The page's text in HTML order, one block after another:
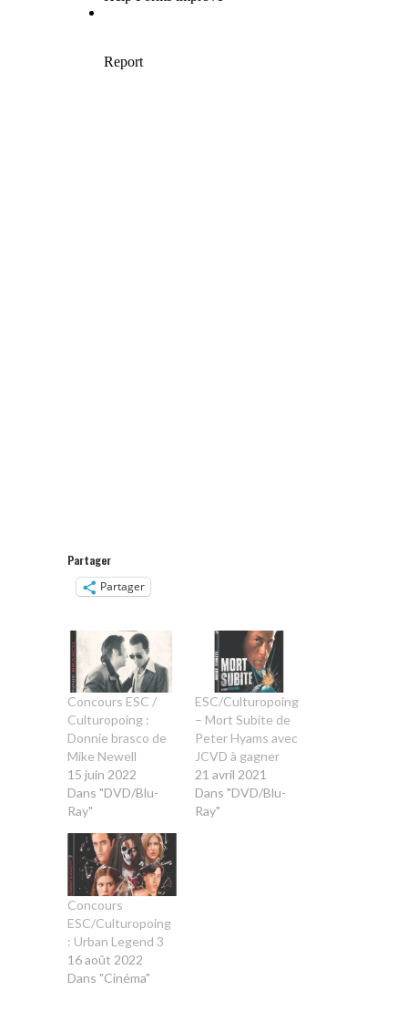
Partager
Partager
Concours ESC /
Culturopoing :
Donnie brasco de
Mike Newell
15 juin 2022
Dans "DVD/Blu-
Ray"
ESC/Culturopoing
– Mort Subite de
Peter Hyams avec
JCVD à gagner
21 avril 2021
Dans "DVD/Blu-
Ray"
Concours
ESC/Culturopoing
: Urban Legend 3
16 août 2022
Dans "Cinéma"